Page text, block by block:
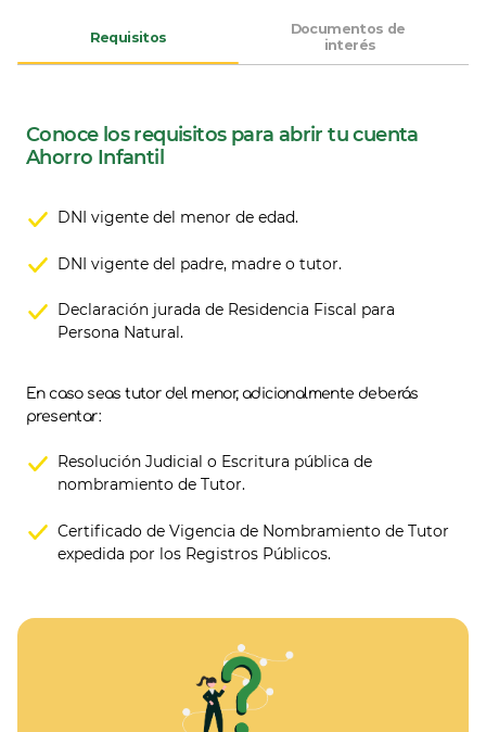
Requisitos
Documentos de
interés
Conoce los requisitos para abrir tu cuenta
Ahorro Infantil
DNI vigente del menor de edad.
DNI vigente del padre, madre o tutor.
Declaración jurada de Residencia Fiscal para
Persona Natural.
En caso seas tutor del menor, adicionalmente deberás
presentar:
Resolución Judicial o Escritura pública de
nombramiento de Tutor.
Certificado de Vigencia de Nombramiento de Tutor
expedida por los Registros Públicos.